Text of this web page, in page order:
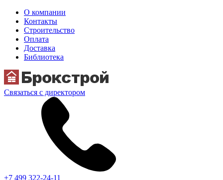
О компании
Контакты
Строительство
Оплата
Доставка
Библиотека
Связаться с директором
+7 499 322-24-11